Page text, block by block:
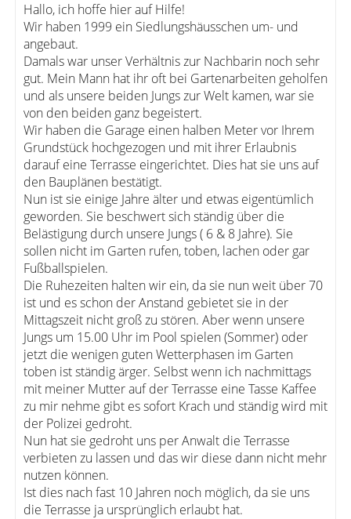
Hallo, ich hoffe hier auf Hilfe!
Wir haben 1999 ein Siedlungshäusschen um- und
angebaut.
Damals war unser Verhältnis zur Nachbarin noch sehr
gut. Mein Mann hat ihr oft bei Gartenarbeiten geholfen
und als unsere beiden Jungs zur Welt kamen, war sie
von den beiden ganz begeistert.
Wir haben die Garage einen halben Meter vor Ihrem
Grundstück hochgezogen und mit ihrer Erlaubnis
darauf eine Terrasse eingerichtet. Dies hat sie uns auf
den Bauplänen bestätigt.
Nun ist sie einige Jahre älter und etwas eigentümlich
geworden. Sie beschwert sich ständig über die
Belästigung durch unsere Jungs ( 6 & 8 Jahre). Sie
sollen nicht im Garten rufen, toben, lachen oder gar
Fußballspielen.
Die Ruhezeiten halten wir ein, da sie nun weit über 70
ist und es schon der Anstand gebietet sie in der
Mittagszeit nicht groß zu stören. Aber wenn unsere
Jungs um 15.00 Uhr im Pool spielen (Sommer) oder
jetzt die wenigen guten Wetterphasen im Garten
toben ist ständig ärger. Selbst wenn ich nachmittags
mit meiner Mutter auf der Terrasse eine Tasse Kaffee
zu mir nehme gibt es sofort Krach und ständig wird mit
der Polizei gedroht.
Nun hat sie gedroht uns per Anwalt die Terrasse
verbieten zu lassen und das wir diese dann nicht mehr
nutzen können.
Ist dies nach fast 10 Jahren noch möglich, da sie uns
die Terrasse ja ursprünglich erlaubt hat.